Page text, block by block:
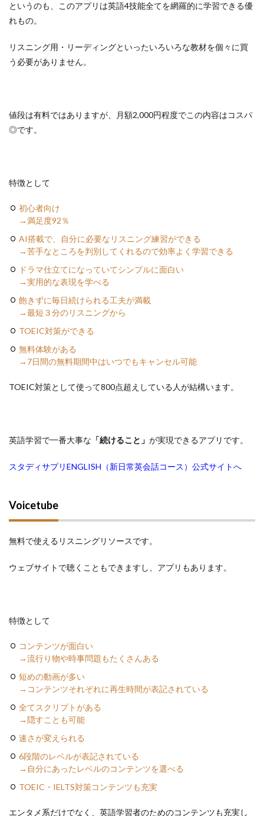
というのも、このアプリは英語4技能全てを網羅的に学習できる優
れもの。
リスニング用・リーディングといったいろいろな教材を個々に買
う必要がありません。
値段は有料ではありますが、月額2,000円程度でこの内容はコスパ
◎です。
特徴として
初心者向け
→満足度92％
AI搭載で、自分に必要なリスニング練習ができる
→苦手なところを判別してくれるので効率よく学習できる
ドラマ仕立てになっていてシンプルに面白い
→実用的な表現を学べる
飽きずに毎日続けられる工夫が満載
→最短３分のリスニングから
TOEIC対策ができる
無料体験がある
→7日間の無料期間中はいつでもキャンセル可能
TOEIC対策として使って800点超えしている人が結構います。
英語学習で一番大事な 「続けること」 が実現できるアプリです。
スタディサプリENGLISH（新日常英会話コース）公式サイトへ
Voicetube
無料で使えるリスニングリソースです。
ウェブサイトで聴くこともできますし、アプリもあります。
特徴として
コンテンツが面白い
→流行り物や時事問題もたくさんある
短めの動画が多い
→コンテンツそれぞれに再生時間が表記されている
全てスクリプトがある
→隠すことも可能
速さが変えられる
6段階のレベルが表記されている
→自分にあったレベルのコンテンツを選べる
TOEIC・IELTS対策コンテンツも充実
エンタメ系だけでなく、英語学習者のためのコンテンツも充実し